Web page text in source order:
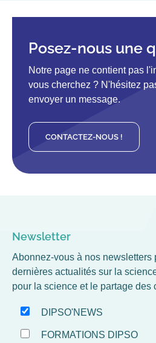
Posez-nous une
Notre page ne contient pas
vous cherchez ? N'hésitez
envoyer un message.
CONTACTEZ-NOUS !
Newsletter
Abonnez-vous à nos newsletters
dernières actualités sur la
pour la science et le partage des
DIPSO'NEWS
FORMATIONS DIPSO